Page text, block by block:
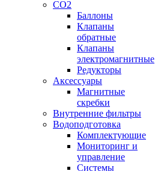
CO2
Баллоны
Клапаны
обратные
Клапаны
электромагнитные
Редукторы
Аксессуары
Магнитные
скребки
Внутренние фильтры
Водоподготовка
Комплектующие
Мониторинг и
управление
Системы